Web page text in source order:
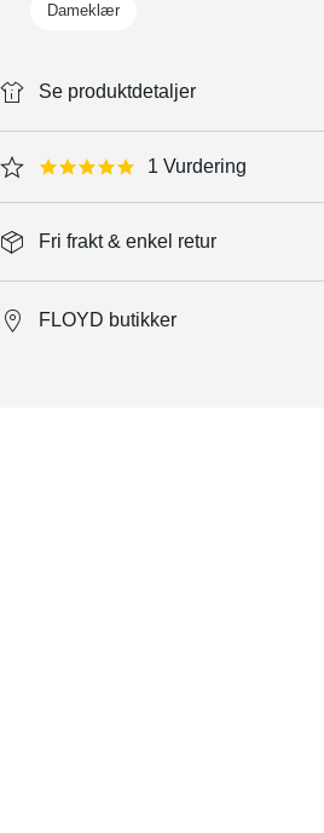
Dameklær
Se produktdetaljer
5.0 star rating 1 Vurdering
Fri frakt & enkel retur
FLOYD butikker